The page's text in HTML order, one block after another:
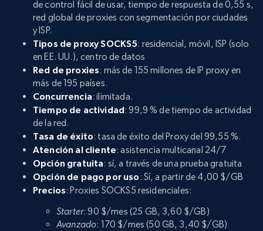
de control fácil de usar, tiempo de respuesta de 0,55 s,
red global de proxies con segmentación por ciudades
y ISP.
Tipos de proxy SOCKS5: residencial, móvil, ISP (solo
en EE. UU.), centro de datos
Red de proxies: más de 155 millones de IP proxy en
más de 195 países.
Concurrencia: ilimitada.
Tiempo de actividad: 99,9 % de tiempo de actividad
de la red.
Tasa de éxito: tasa de éxito del Proxy del 99,55 %.
Atención al cliente: asistencia multicanal 24/7
Opción gratuita: sí, a través de una prueba gratuita
Opción de pago por uso : Sí, a partir de 4,00 $/GB
Precios: Proxies SOCKS5 residenciales:
Starter: 90 $/mes (25 GB, 3,60 $/GB)
Avanzado: 170 $/mes (50 GB, 3,40 $/GB)